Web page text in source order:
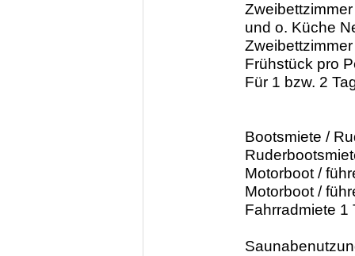
und o. Küche
Frühstück pro
Für 1 bzw. 2
Bootsmiete /
Motorboot /
Motorboot /
Fahrradmiete 1